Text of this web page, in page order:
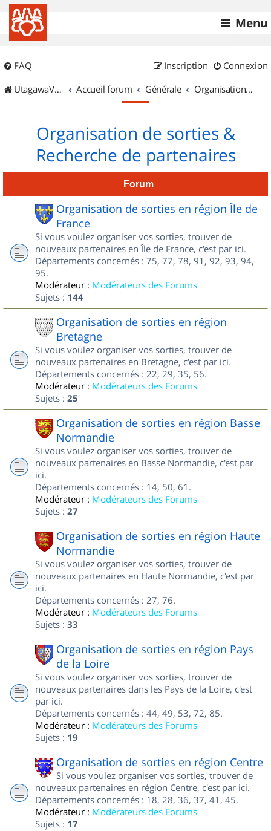
Menu
FAQ Connexion
Inscription
UtagawaVTT (Randos VTT et VTTAE avec traces GPS)
Accueil forum Générale Organisation de sorties & Recherche de partenaires
Organisation de sorties &
Recherche de partenaires
Forum
Organisation de sorties en région Île de
France
Si vous voulez organiser vos sorties, trouver de
nouveaux partenaires en Île de France, c'est par ici.
Départements concernés : 75, 77, 78, 91, 92, 93, 94,
95.
Modérateur : Modérateurs des Forums
Sujets : 144
Organisation de sorties en région
Bretagne
Si vous voulez organiser vos sorties, trouver de
nouveaux partenaires en Bretagne, c'est par ici.
Départements concernés : 22, 29, 35, 56.
Modérateur : Modérateurs des Forums
Sujets : 25
Organisation de sorties en région Basse
Normandie
Si vous voulez organiser vos sorties, trouver de
nouveaux partenaires en Basse Normandie, c'est par
ici.
Départements concernés : 14, 50, 61.
Modérateur : Modérateurs des Forums
Sujets : 27
Organisation de sorties en région Haute
Normandie
Si vous voulez organiser vos sorties, trouver de
nouveaux partenaires en Haute Normandie, c'est par
ici.
Départements concernés : 27, 76.
Modérateur : Modérateurs des Forums
Sujets : 33
Organisation de sorties en région Pays
de la Loire
Si vous voulez organiser vos sorties, trouver de
nouveaux partenaires dans les Pays de la Loire, c'est
par ici.
Départements concernés : 44, 49, 53, 72, 85.
Modérateur : Modérateurs des Forums
Sujets : 19
Organisation de sorties en région Centre
Si vous voulez organiser vos sorties, trouver de
nouveaux partenaires en région Centre, c'est par ici.
Départements concernés : 18, 28, 36, 37, 41, 45.
Modérateur : Modérateurs des Forums
Sujets : 17